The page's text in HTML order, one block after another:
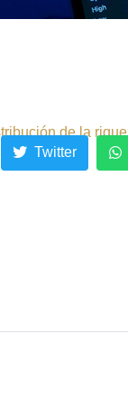
de la
Twitter